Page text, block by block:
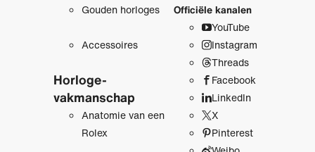
Gouden horloges
Accessoires
Horloge­
vakmanschap
Anatomie van een
Rolex
Officiële kanalen
YouTube
Instagram
Threads
Facebook
LinkedIn
X
Pinterest